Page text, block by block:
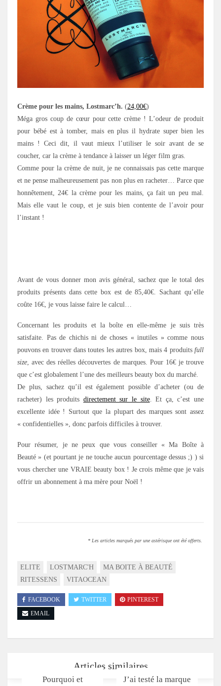
Crème pour les mains, Lostmarc’h. (24,00€)
Méga gros coup de cœur pour cette crème ! L’odeur de produit
pour bébé est à tomber, mais en plus il hydrate super bien les
mains ! Ceci dit, il vaut mieux l’utiliser le soir avant de se
coucher, car la crème à tendance à laisser un léger film gras.
Comme pour la crème de nuit, je ne connaissais pas cette marque
et ne pense malheureusement pas non plus en racheter… Parce que
honnêtement, 24€ la crème pour les mains, ça fait un peu mal.
Mais elle vaut le coup, et je suis bien contente de l’avoir pour
l’instant !
Avant de vous donner mon avis général, sachez que le total des
produits présents dans cette box est de 85,40€. Sachant qu’elle
coûte 16€, je vous laisse faire le calcul…
Concernant les produits et la boîte en elle-même je suis très
satisfaite. Pas de chichis ni de choses « inutiles » comme nous
pouvons en trouver dans toutes les autres box, mais 4 produits full
size, avec des réelles découvertes de marques. Pour 16€ je trouve
que c’est globalement l’une des meilleurs beauty box du marché.
De plus, sachez qu’il est également possible d’acheter (ou de
racheter) les produits directement sur le site. Et ça, c’est une
excellente idée ! Surtout que la plupart des marques sont assez
« confidentielles », donc parfois difficiles à trouver.
Pour résumer, je ne peux que vous conseiller « Ma Boîte à
Beauté » (et pourtant je ne touche aucun pourcentage dessus ;) ) si
vous chercher une VRAIE beauty box ! Je crois même que je vais
offrir un abonnement à ma mère pour Noël !
* Les articles marqués par une astérisque ont été offerts.
ELITE LOSTMARC'H
MA BOITE À BEAUTÉ
RITESSENS
VITAOCEAN
FACEBOOK TWITTER
PINTEREST
EMAIL
Articles similaires
Pourquoi et
J’ai testé la marque